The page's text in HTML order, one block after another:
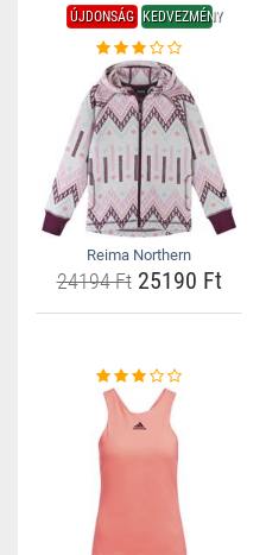
ÚJDONSÁG KEDVEZMÉNY
Reima Northern
24194 Ft25190 Ft